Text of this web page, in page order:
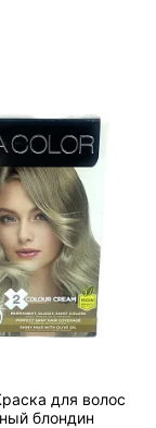
для волос
блондин